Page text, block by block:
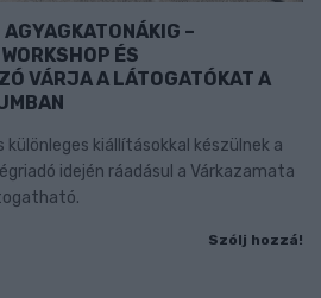
–
ÉS
VÁRJA A LÁTOGATÓKAT A
különleges kiállításokkal készülnek a
idején ráadásul a Várkazamata
Szólj hozzá!